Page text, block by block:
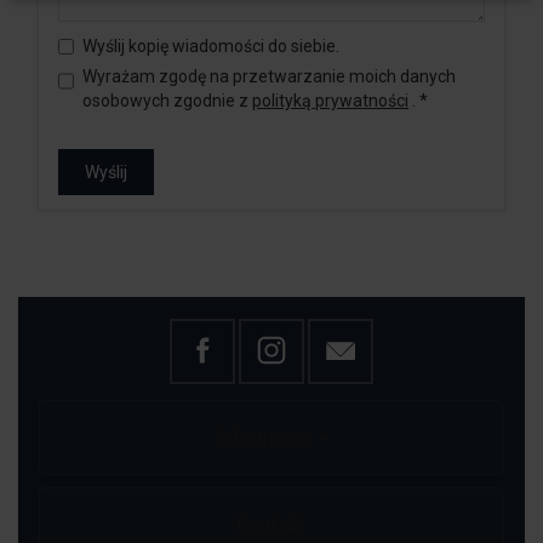
Wyślij kopię wiadomości do siebie.
Wyrażam zgodę na przetwarzanie moich danych
osobowych zgodnie z polityką prywatności *
Wyślij